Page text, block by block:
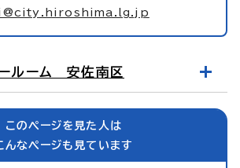
ールーム 安佐南区
このページを見た人は
んなページも見ています